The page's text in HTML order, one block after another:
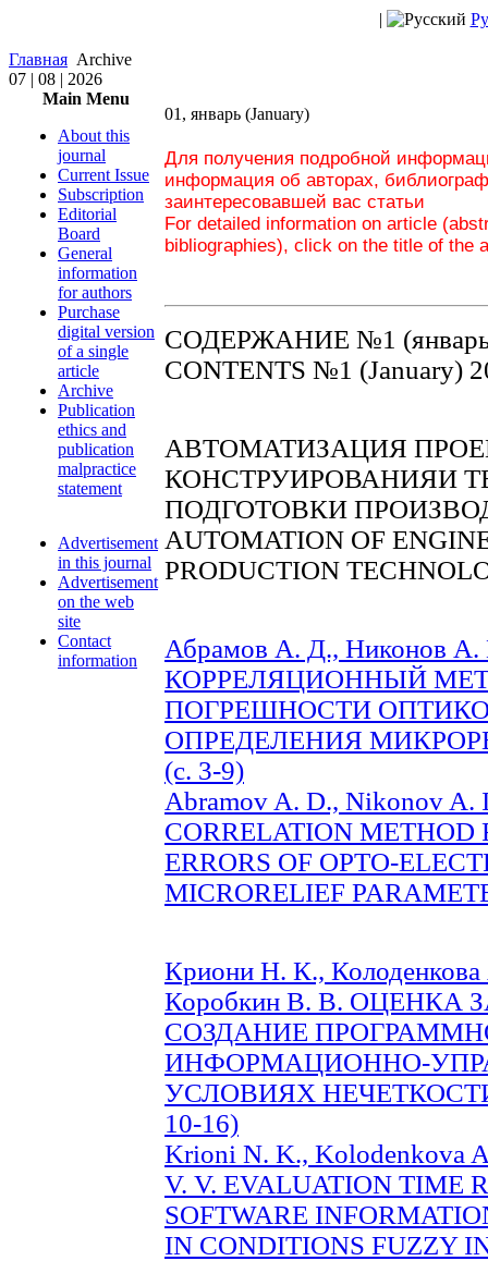
|
Главная Archive
07 | 08 | 2026
Main Menu
About this
journal
Current Issue
Subscription
Editorial
Board
General
information
for authors
Purchase
digital version
of a single
article
Archive
Publication
ethics and
publication
malpractice
statement
Advertisement
in this journal
Advertisement
on the web
site
Contact
information
01, январь (January)
Для получения подробной
информация об авторах,
заинтересовавшей вас статьи
For detailed information on article
bibliographies), click on the title of the
СОДЕРЖАНИЕ №1
CONTENTS №1 (January)
АВТОМАТИЗАЦИЯ
КОНСТРУИРОВАНИЯИ
ПОДГОТОВКИ
AUTOMATION OF
PRODUCTION
Абрамов А. Д., Никонов
КОРРЕЛЯЦИОННЫЙ
ПОГРЕШНОСТИ
ОПРЕДЕЛЕНИЯ
(c. 3-9)
Abramov A. D., Nikonov
CORRELATION
ERRORS OF OPTO-
MICRORELIEF
Криони Н. К.,
Коробкин В. В. ОЦЕНКА
СОЗДАНИЕ
ИНФОРМАЦИОННО-
УСЛОВИЯХ
10-16)
Krioni N. K., Kolodenkova
V. V. EVALUATION TIME
SOFTWARE
IN CONDITIONS FUZZY